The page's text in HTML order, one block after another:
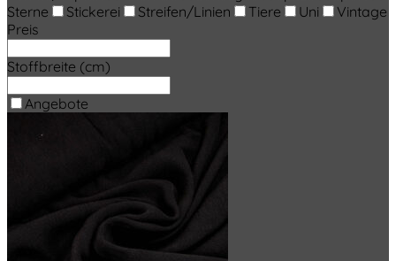
Sterne
Stickerei Streifen/Linien Tiere Uni
Vintage
Preis
Stoffbreite (cm)
Angebote